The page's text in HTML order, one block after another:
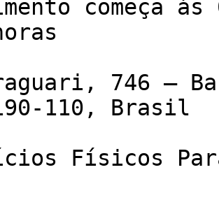
110, Brasil
Físicos